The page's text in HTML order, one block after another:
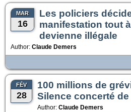
MAR
16
Les policiers
manifestation tout
devienne illégale
Author: Claude Demers
FÉV
28
100 millions de
Silence concerté
Author: Claude Demers